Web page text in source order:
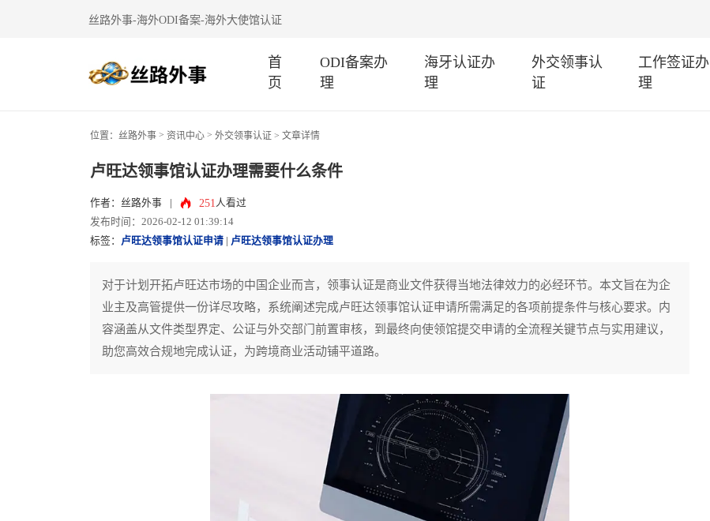
丝路外事-海外ODI备案-海外大使馆认证
首
页
ODI备案办
理
海牙认证办
理
外交领事认
证
工作签证办
理
位置： 丝路外事 > 资讯中心 > 外交领事认证 > 文章详情
卢旺达领事馆认证办理需要什么条件
作者：丝路外事 251 人看过
发布时间：2026-02-12 01:39:14
标签： 卢旺达领事馆认证申请 卢旺达领事馆认证办理
对于计划开拓卢旺达市场的中国企业而言，领事认证是商业文件获得当地法律效力的必经环节。本文旨在为企
业主及高管提供一份详尽攻略，系统阐述完成卢旺达领事馆认证申请所需满足的各项前提条件与核心要求。内
容涵盖从文件类型界定、公证与外交部门前置审核，到最终向使领馆提交申请的全流程关键节点与实用建议，
助您高效合规地完成认证，为跨境商业活动铺平道路。